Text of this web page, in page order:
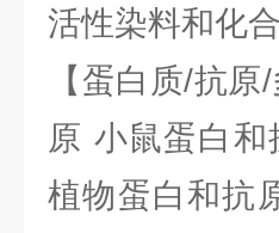
活性染料和化
【蛋白质/抗
原 小鼠蛋白
植物蛋白和抗